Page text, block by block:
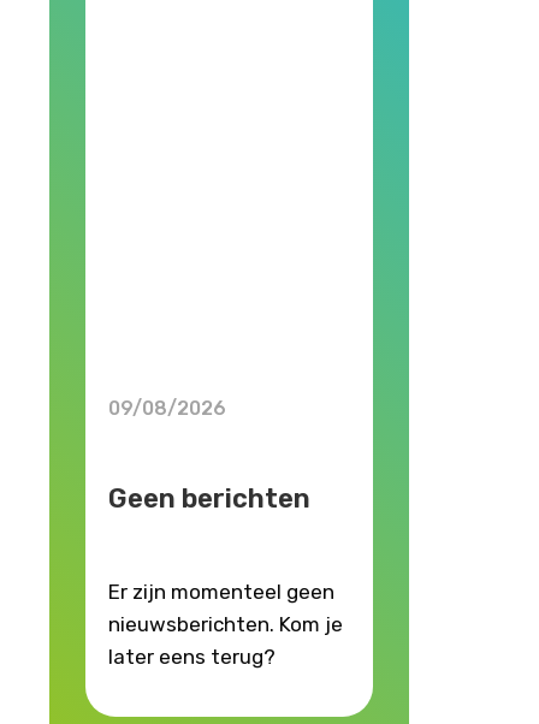
09/08/2026
Geen berichten
Er zijn momenteel geen
nieuwsberichten. Kom je
later eens terug?